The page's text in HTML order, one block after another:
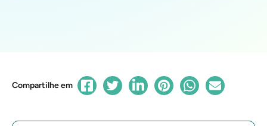
Compartilhe em